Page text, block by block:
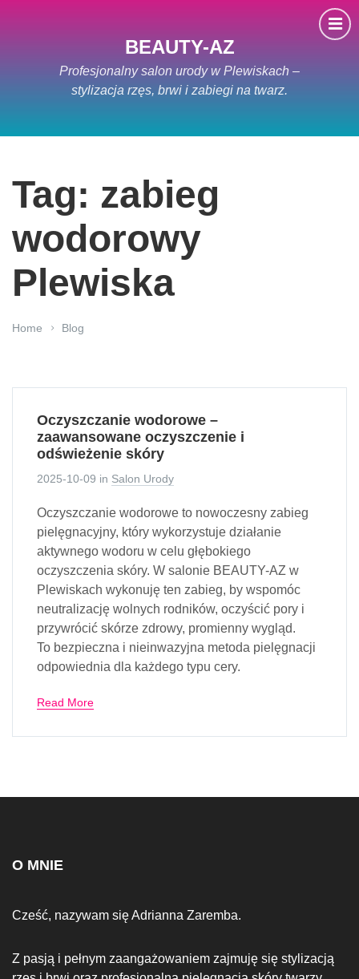
BEAUTY-AZ
Profesjonalny salon urody w Plewiskach –
stylizacja rzęs, brwi i zabiegi na twarz.
Tag: zabieg
wodorowy
Plewiska
Home Blog
Oczyszczanie wodorowe –
zaawansowane oczyszczenie i
odświeżenie skóry
2025-10-09 in Salon Urody
Oczyszczanie wodorowe to nowoczesny zabieg
pielęgnacyjny, który wykorzystuje działanie
aktywnego wodoru w celu głębokiego
oczyszczenia skóry. W salonie BEAUTY-AZ w
Plewiskach wykonuję ten zabieg, by wspomóc
neutralizację wolnych rodników, oczyścić pory i
przywrócić skórze zdrowy, promienny wygląd.
To bezpieczna i nieinwazyjna metoda pielęgnacji
odpowiednia dla każdego typu cery.
Read More
O MNIE
Cześć, nazywam się Adrianna Zaremba.
Z pasją i pełnym zaangażowaniem zajmuję się stylizacją